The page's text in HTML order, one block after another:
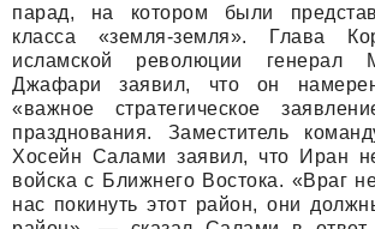
парад, на котором были
класса «земля-земля». Глава
исламской революции генерал
Джафари заявил, что он намерен
«важное стратегическое
празднования. Заместитель
Хосейн Салами заявил, что Иран
войска с Ближнего Востока. «Враг
нас покинуть этот район, они